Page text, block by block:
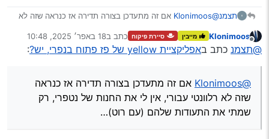
תצמנ@Klonimoos
אם זה מתעדכן בצורה תדירה אז כנראה שזה לא
התעודות שלהם (עם רוט)…
מנותק
Klonimoos מייבין סיירת פיקוח כתב ב18 באפר׳ 2025, 10:48
נערך לאחרונה על ידי
@תצמנ כתב באפליקציית yellow של פז פתוח בנפרי, יש? :
@Klonimoos
אם זה מתעדכן בצורה תדירה אז כנראה
שזה לא רלוונטי עבורי, אין לי את החנות של נטפרי, רק
שמתי את התעודות שלהם (עם רוט)…